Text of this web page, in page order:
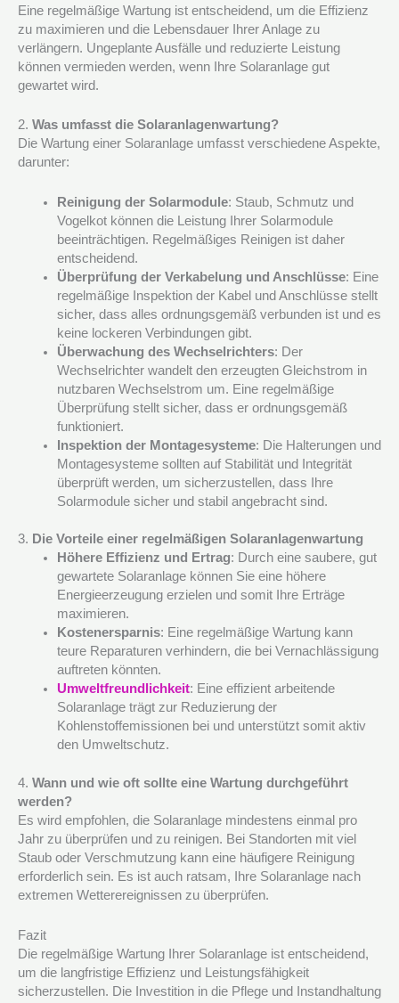
Eine regelmäßige Wartung ist entscheidend, um die Effizienz
zu maximieren und die Lebensdauer Ihrer Anlage zu
verlängern. Ungeplante Ausfälle und reduzierte Leistung
können vermieden werden, wenn Ihre Solaranlage gut
gewartet wird.
2. Was umfasst die Solaranlagenwartung?
Die Wartung einer Solaranlage umfasst verschiedene Aspekte,
darunter:
Reinigung der Solarmodule: Staub, Schmutz und
Vogelkot können die Leistung Ihrer Solarmodule
beeinträchtigen. Regelmäßiges Reinigen ist daher
entscheidend.
Überprüfung der Verkabelung und Anschlüsse: Eine
regelmäßige Inspektion der Kabel und Anschlüsse stellt
sicher, dass alles ordnungsgemäß verbunden ist und es
keine lockeren Verbindungen gibt.
Überwachung des Wechselrichters: Der
Wechselrichter wandelt den erzeugten Gleichstrom in
nutzbaren Wechselstrom um. Eine regelmäßige
Überprüfung stellt sicher, dass er ordnungsgemäß
funktioniert.
Inspektion der Montagesysteme: Die Halterungen und
Montagesysteme sollten auf Stabilität und Integrität
überprüft werden, um sicherzustellen, dass Ihre
Solarmodule sicher und stabil angebracht sind.
3. Die Vorteile einer regelmäßigen Solaranlagenwartung
Höhere Effizienz und Ertrag: Durch eine saubere, gut
gewartete Solaranlage können Sie eine höhere
Energieerzeugung erzielen und somit Ihre Erträge
maximieren.
Kostenersparnis: Eine regelmäßige Wartung kann
teure Reparaturen verhindern, die bei Vernachlässigung
auftreten könnten.
Umweltfreundlichkeit: Eine effizient arbeitende
Solaranlage trägt zur Reduzierung der
Kohlenstoffemissionen bei und unterstützt somit aktiv
den Umweltschutz.
4. Wann und wie oft sollte eine Wartung durchgeführt
werden?
Es wird empfohlen, die Solaranlage mindestens einmal pro
Jahr zu überprüfen und zu reinigen. Bei Standorten mit viel
Staub oder Verschmutzung kann eine häufigere Reinigung
erforderlich sein. Es ist auch ratsam, Ihre Solaranlage nach
extremen Wetterereignissen zu überprüfen.
Fazit
Die regelmäßige Wartung Ihrer Solaranlage ist entscheidend,
um die langfristige Effizienz und Leistungsfähigkeit
sicherzustellen. Die Investition in die Pflege und Instandhaltung